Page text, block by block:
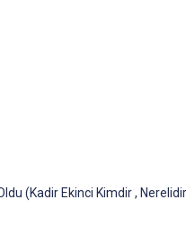
(Kadir Ekinci Kimdir ,